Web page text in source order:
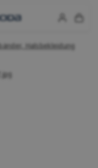
Halsbekleidung